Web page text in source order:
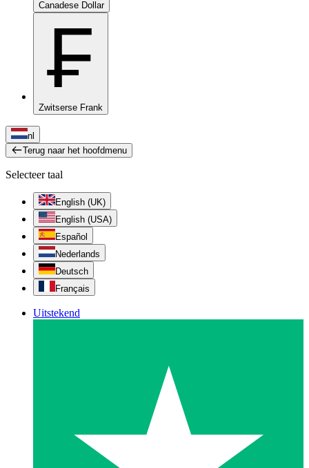
Canadese Dollar
₣
Zwitserse Frank
nl
Terug naar het hoofdmenu
Selecteer taal
English (UK)
English (USA)
Español
Nederlands
Deutsch
Français
Uitstekend